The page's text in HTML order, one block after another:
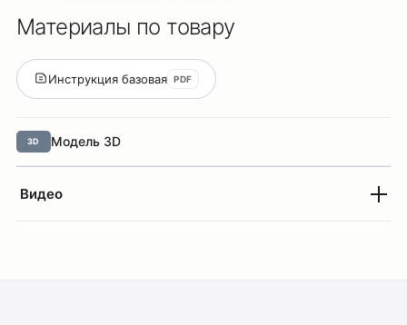
Материалы по товару
Инструкция базовая PDF
3D Модель 3D
Видео